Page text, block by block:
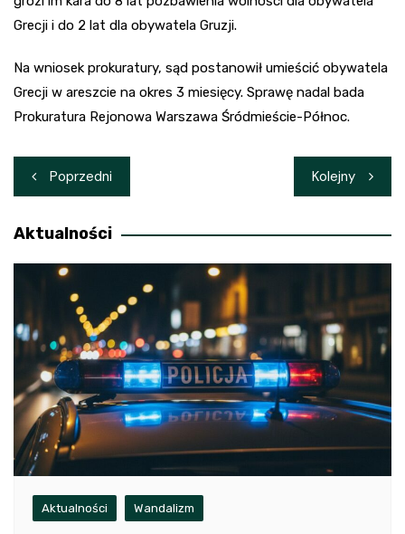
Grecji i do 2 lat dla obywatela Gruzji.
Na wniosek prokuratury, sąd postanowił umieścić obywatela
Grecji w areszcie na okres 3 miesięcy. Sprawę nadal bada
Prokuratura Rejonowa Warszawa Śródmieście-Północ.
Nawigacja
wpisu
Poprzedni Kolejny
Aktualności
Aktualności Wandalizm